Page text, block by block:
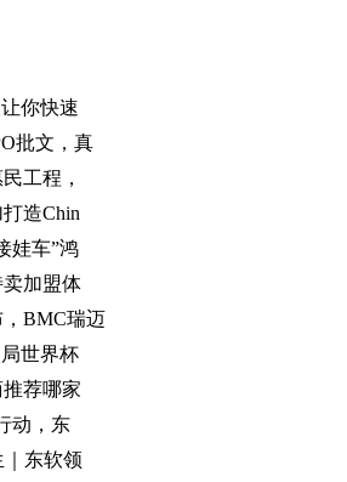
你快速
批文，真
工程，
造Chin
娃车”鸿
加盟体
BMC瑞迈
世界杯
荐哪家
动，东
东软领